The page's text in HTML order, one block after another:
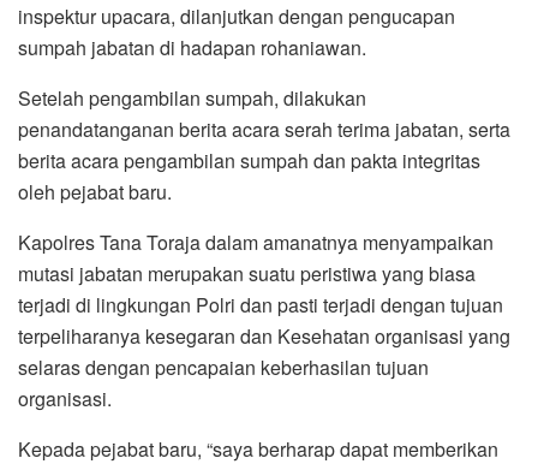
inspektur upacara, dilanjutkan dengan pengucapan
sumpah jabatan di hadapan rohaniawan.
Setelah pengambilan sumpah, dilakukan
penandatanganan berita acara serah terima jabatan, serta
berita acara pengambilan sumpah dan pakta integritas
oleh pejabat baru.
Kapolres Tana Toraja dalam amanatnya menyampaikan
mutasi jabatan merupakan suatu peristiwa yang biasa
terjadi di lingkungan Polri dan pasti terjadi dengan tujuan
terpeliharanya kesegaran dan Kesehatan organisasi yang
selaras dengan pencapaian keberhasilan tujuan
organisasi.
Kepada pejabat baru, “saya berharap dapat memberikan